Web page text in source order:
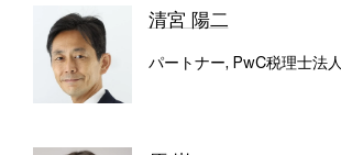
清宮 陽二
パートナー, PwC税理士法人